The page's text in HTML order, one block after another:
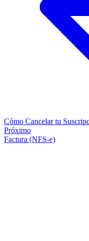
Cómo Cancelar tu
Próximo
Factura (NFS-e)